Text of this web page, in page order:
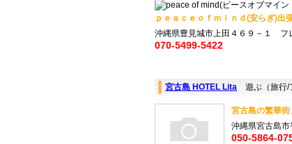
ｐｅａｃｅｏｆｍｉｎｄ(安らぎ)出
沖縄県豊見城市上田４６９－１
070-5499-5422
宮古島 HOTEL Lita 遊ぶ（旅行/
宮古島の繁華
沖縄県宮古島市
050-5864-